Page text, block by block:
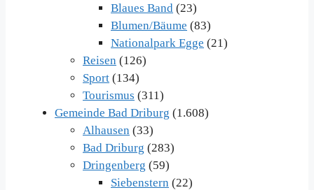
Blaues Band (23)
Blumen/Bäume (83)
Nationalpark Egge (21)
Reisen (126)
Sport (134)
Tourismus (311)
Gemeinde Bad Driburg (1.608)
Alhausen (33)
Bad Driburg (283)
Dringenberg (59)
Siebenstern (22)